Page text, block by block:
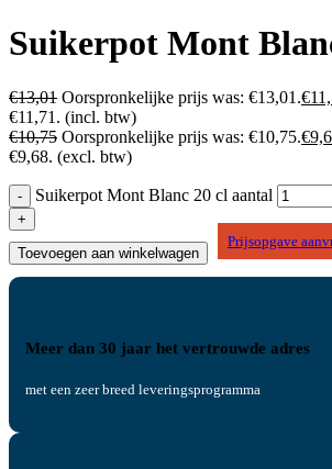
Suikerpot Mont
€13,01 Oorspronkelijke prijs was: €13,01.€
€11,71. (incl. btw)
€10,75 Oorspronkelijke prijs was: €10,75.€
€9,68. (excl. btw)
Suikerpot Mont Blanc 20 cl aantal
Toevoegen aan winkelwagen
Prijsopgave
Meer dan 30 jaar het vertrouwde adres
met een zeer breed leveringsprogramma